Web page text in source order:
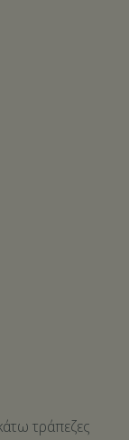
τράπεζες